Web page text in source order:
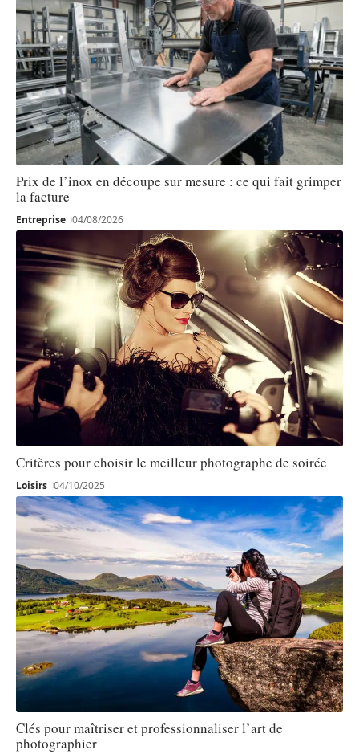
Prix de l’inox en découpe sur mesure : ce qui fait grimper
la facture
Entreprise 04/08/2026
Critères pour choisir le meilleur photographe de soirée
Loisirs 04/10/2025
Clés pour maîtriser et professionnaliser l’art de
photographier